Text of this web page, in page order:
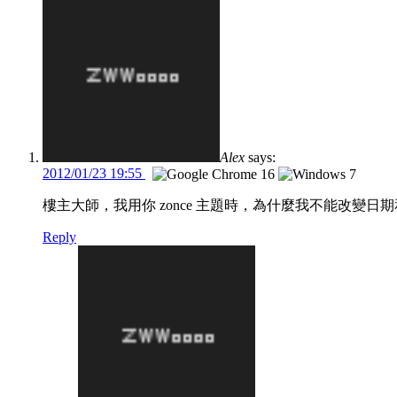
Alex says:
2012/01/23 19:55
樓主大師，我用你 zonce 主題時，為什麼我不能改變日
Reply